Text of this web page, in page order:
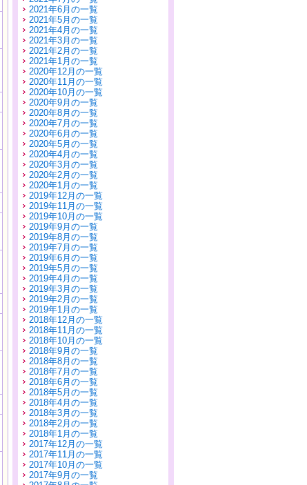
2021年6月の一覧
2021年5月の一覧
2021年4月の一覧
2021年3月の一覧
2021年2月の一覧
2021年1月の一覧
2020年12月の一覧
2020年11月の一覧
2020年10月の一覧
2020年9月の一覧
2020年8月の一覧
2020年7月の一覧
2020年6月の一覧
2020年5月の一覧
2020年4月の一覧
2020年3月の一覧
2020年2月の一覧
2020年1月の一覧
2019年12月の一覧
2019年11月の一覧
2019年10月の一覧
2019年9月の一覧
2019年8月の一覧
2019年7月の一覧
2019年6月の一覧
2019年5月の一覧
2019年4月の一覧
2019年3月の一覧
2019年2月の一覧
2019年1月の一覧
2018年12月の一覧
2018年11月の一覧
2018年10月の一覧
2018年9月の一覧
2018年8月の一覧
2018年7月の一覧
2018年6月の一覧
2018年5月の一覧
2018年4月の一覧
2018年3月の一覧
2018年2月の一覧
2018年1月の一覧
2017年12月の一覧
2017年11月の一覧
2017年10月の一覧
2017年9月の一覧